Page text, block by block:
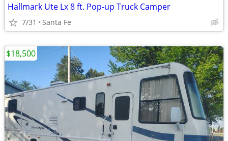
Hallmark Ute Lx 8 ft. Pop-up Truck Camper
7/31 Santa Fe
$18,500